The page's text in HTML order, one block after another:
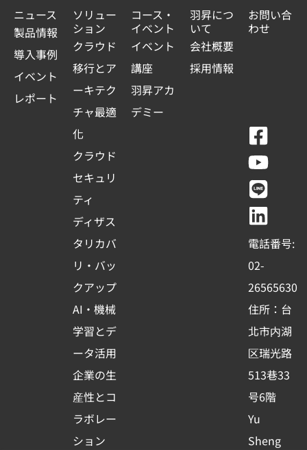
ニュース
製品情報
導入事例
イベント
レポート
ソリュー
ション
クラウド
移行とア
ーキテク
チャ最適
化
クラウド
セキュリ
ティ
ディザス
タリカバ
リ・バッ
クアップ
AI・機械
学習とデ
ータ活用
企業の生
産性とコ
ラボレー
ション
コース・
イベント
イベント
講座
羽昇アカ
デミー
羽昇につ
いて
会社概要
採用情報
お問い合
わせ
F
a
c
e
b
o
o
k
-
s
q
u
a
r
e
Y
o
u
t
u
b
e
L
i
n
e
L
i
n
k
e
d
i
n
電話番号:
02-
26565630
住所：台
北市内湖
区瑞光路
513巷33
号6階
Yu
Sheng